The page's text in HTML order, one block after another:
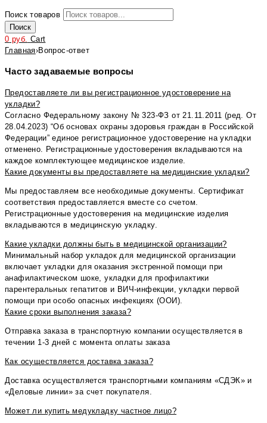
Поиск товаров
Поиск
0 руб. Cart
Главная›Вопрос-ответ
Часто задаваемые вопросы
Предоставляете ли вы регистрационное удостоверение на
укладки?
Согласно Федеральному закону № 323-ФЗ от 21.11.2011 (ред. От
28.04.2023) “Об основах охраны здоровья граждан в Российской
Федерации” единое регистрационное удостоверение на укладки
отменено. Регистрационные удостоверения вкладываются на
каждое комплектующее медицинское изделие.
Какие документы вы предоставляете на медицинские укладки?
Мы предоставляем все необходимые документы. Сертификат
соответствия предоставляется вместе со счетом.
Регистрационные удостоверения на медицинские изделия
вкладываются в медицинскую укладку.
Какие укладки должны быть в медицинской организации?
Минимальный набор укладок для медицинской организации
включает укладки для оказания экстренной помощи при
анафилактическом шоке, укладки для профилактики
парентеральных гепатитов и ВИЧ-инфекции, укладки первой
помощи при особо опасных инфекциях (ООИ).
Какие сроки выполнения заказа?
⁠Отправка заказа в транспортную компании осуществляется в
течении 1-3 дней с момента оплаты заказа
Как осуществляется доставка заказа?
⁠Доставка осуществляется транспортными компаниям «СДЭК» и
«Деловые линии» за счет покупателя.
Может ли купить медукладку частное лицо?